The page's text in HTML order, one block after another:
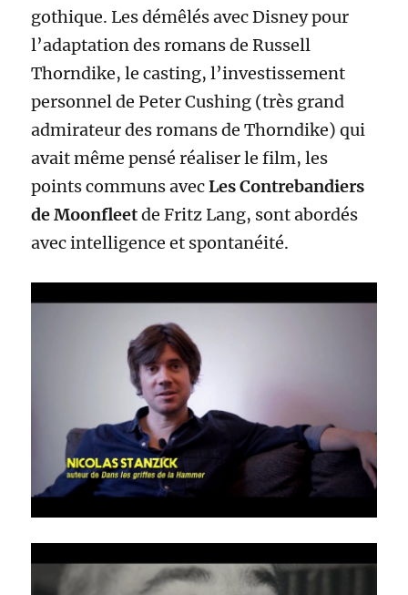
gothique. Les démêlés avec Disney pour
l’adaptation des romans de Russell
Thorndike, le casting, l’investissement
personnel de Peter Cushing (très grand
admirateur des romans de Thorndike) qui
avait même pensé réaliser le film, les
points communs avecLes Contrebandiers
de Moonfleetde Fritz Lang, sont abordés
avec intelligence et spontanéité.